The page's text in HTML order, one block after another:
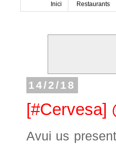
Inici Restaurants
14/2/18
[#Cervesa]
Avui us